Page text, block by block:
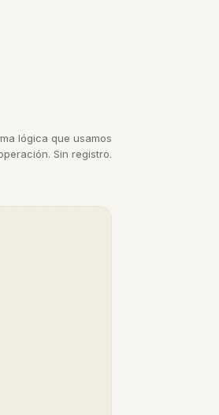
lógica que usamos
Sin registro.